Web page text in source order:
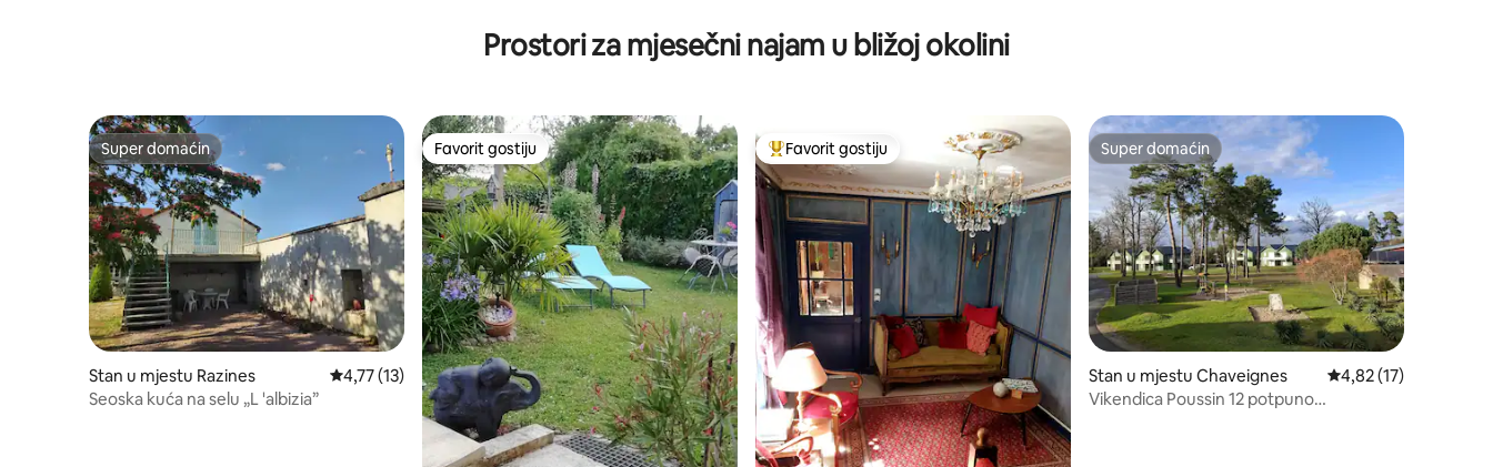
Prostori za mjesečni najam u bližoj okolini
Super domaćin
Super domaćin
Stan u mjestu Razines prosječna ocjena 4,77 od 5, recenzija: 13
4,77 (13)
Seoska kuća na selu „L 'albizia”
Favorit gostiju
Favorit gostiju Glavni favorit gostiju
Favorit gostiju Super domaćin
Super domaćin
Stan u mjestu Chaveignes prosječna ocjena
4,82 (17)
Vikendica Poussin 12 potpuno